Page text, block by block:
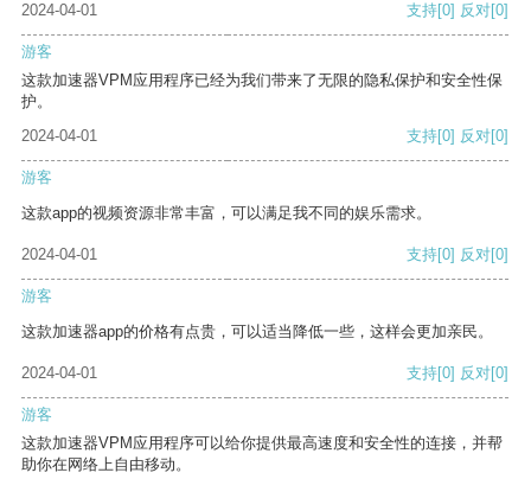
2024-04-01 支持[0] 反对[0]
游客
这款加速器VPM应用程序已经为我们带来了无限的隐私保护和安全性保
护。
2024-04-01
支持[0] 反对[0]
游客
这款app的视频资源非常丰富，可以满足我不同的娱乐需求。
2024-04-01 支持[0] 反对[0]
游客
这款加速器app的价格有点贵，可以适当降低一些，这样会更加亲民。
2024-04-01 支持[0] 反对[0]
游客
这款加速器VPM应用程序可以给你提供最高速度和安全性的连接，并帮
助你在网络上自由移动。